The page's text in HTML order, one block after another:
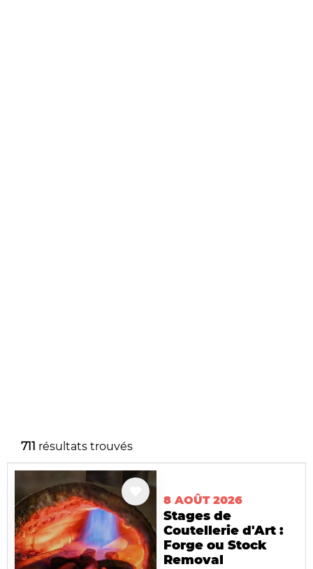
711 résultats trouvés
8 AOÛT 2026
Stages de
Coutellerie d'Art :
Forge ou Stock
Removal